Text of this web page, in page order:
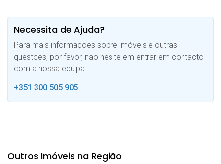
Necessita de Ajuda?
Para mais informações sobre imóveis e outras
questões, por favor, não hesite em entrar em contacto
com a nossa equipa.
+351 300 505 905
Outros Imóveis na Região